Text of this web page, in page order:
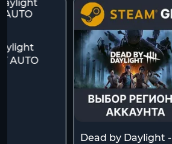
AUTO
Dead by Daylight -